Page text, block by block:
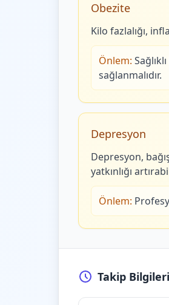
Obezite
Kilo fazlalığı,
Önlem:
sağlanmalıdır.
Depresyon
Depresyon,
yatkınlığı
Önlem:
Takip Bilgileri